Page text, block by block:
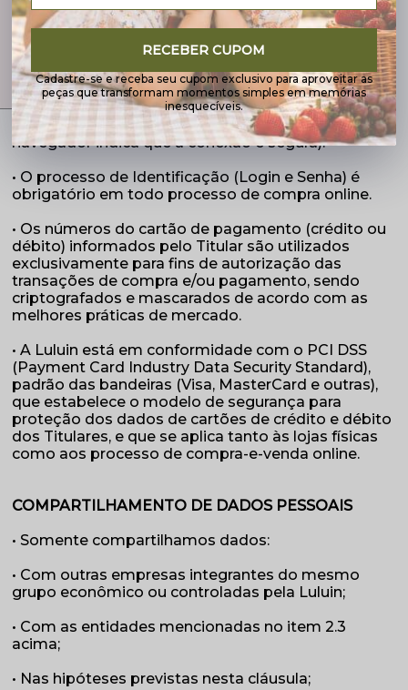
• Os dados referentes a transações financeiras são
objeto de mecanismos adicionais de segurança
visando a sua autenticidade, confidencialidade e
integridade. Recursos técnicos como certificação
digital e criptografia são utilizados neste sentido.
As informações que trafegam através do nosso
processo de compra-e-venda online são protegidas
por HTTPS (usualmente, um cadeado fechado no
navegador indica que a conexão é segura).
• O processo de Identificação (Login e Senha) é
obrigatório em todo processo de compra online.
• Os números do cartão de pagamento (crédito ou
débito) informados pelo Titular são utilizados
exclusivamente para fins de autorização das
transações de compra e/ou pagamento, sendo
criptografados e mascarados de acordo com as
melhores práticas de mercado.
• A Luluin está em conformidade com o PCI DSS
(Payment Card Industry Data Security Standard),
padrão das bandeiras (Visa, MasterCard e outras),
que estabelece o modelo de segurança para
proteção dos dados de cartões de crédito e débito
dos Titulares, e que se aplica tanto às lojas físicas
como aos processo de compra-e-venda online.
COMPARTILHAMENTO DE DADOS PESSOAIS
• Somente compartilhamos dados:
• Com outras empresas integrantes do mesmo
grupo econômico ou controladas pela Luluin;
• Com as entidades mencionadas no item 2.3
acima;
• Nas hipóteses previstas nesta cláusula;
Cadastre-se e receba seu cupom exclusivo para aproveitar as
peças que transformam momentos simples em memórias
inesquecíveis.
RECEBER CUPOM
Horas
27
Minutos
13
Segundos